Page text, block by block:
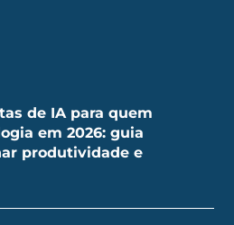
de IA para quem
em 2026: guia
produtividade e